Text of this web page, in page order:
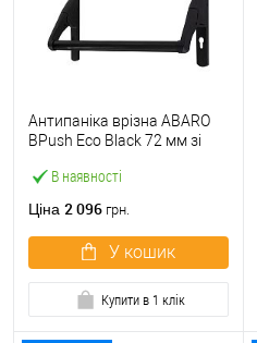
В наявності
Антипаніка врізна ABARO
BPush Eco Black 72 мм зі
Ціна 2 096 грн.
У кошик
Купити в 1 клік